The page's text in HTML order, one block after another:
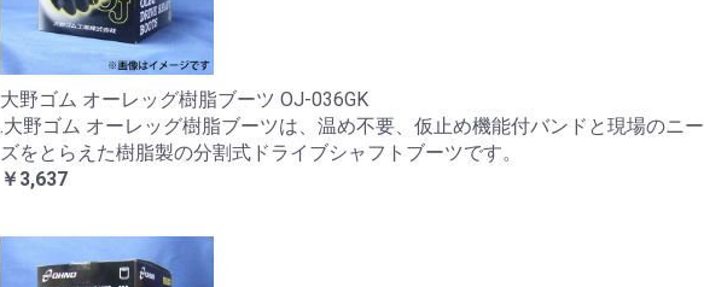
大野ゴム オーレッグ樹脂ブーツ OJ-036GK
.大野ゴム オーレッグ樹脂ブーツは、温め不要、仮止め機能付バンドと現場のニー
ズをとらえた樹脂製の分割式ドライブシャフトブーツです。
￥3,637